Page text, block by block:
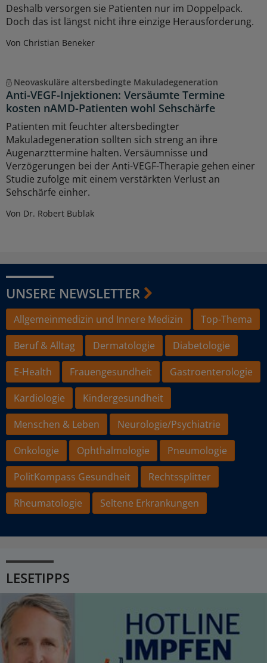
Deshalb versorgen sie Patienten nur im Doppelpack.
Doch das ist längst nicht ihre einzige Herausforderung.
Von Christian Beneker
Neovaskuläre altersbedingte Makuladegeneration
Anti-VEGF-Injektionen: Versäumte Termine
kosten nAMD-Patienten wohl Sehschärfe
Patienten mit feuchter altersbedingter
Makuladegeneration sollten sich streng an ihre
Augenarzttermine halten. Versäumnisse und
Verzögerungen bei der Anti-VEGF-Therapie gehen einer
Studie zufolge mit einem verstärkten Verlust an
Sehschärfe einher.
Von Dr. Robert Bublak
UNSERE NEWSLETTER
Allgemeinmedizin und Innere Medizin
Top-Thema
Beruf & Alltag
Dermatologie
Diabetologie
E-Health
Frauengesundheit
Gastroenterologie
Kardiologie
Kindergesundheit
Menschen & Leben
Neurologie/Psychiatrie
Onkologie
Ophthalmologie
Pneumologie
PolitKompass Gesundheit
Rechtssplitter
Rheumatologie
Seltene Erkrankungen
LESETIPPS